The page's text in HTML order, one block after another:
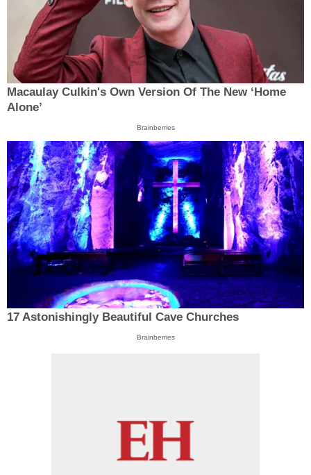
Macaulay Culkin's Own Version Of The New ‘Home
Alone’
Brainberries
17 Astonishingly Beautiful Cave Churches
Brainberries